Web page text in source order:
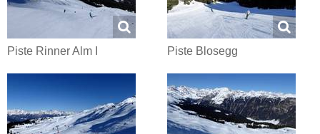
Piste Rinner Alm I Piste Blosegg